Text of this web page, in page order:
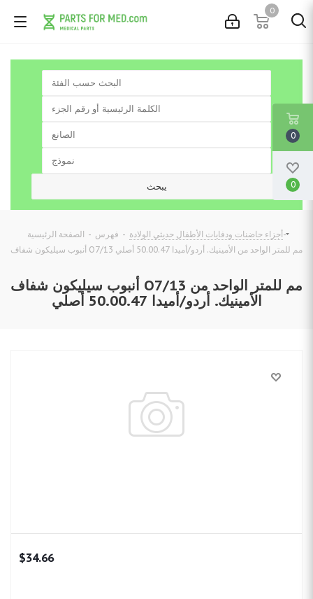
0
الصفحة الرئيسية - فهرس - أجزاء حاضنات ودفايات الأطفال حديثي الولادة -
أنبوب سيليكون شفاف O7/13 مم للمتر الواحد من الأمينيك. أردو/أميدا 50.00.47 أصلي
أنبوب سيليكون شفاف O7/13 مم للمتر الواحد من
الأمينيك. أردو/أميدا 50.00.47 أصلي
$34.66
0
0